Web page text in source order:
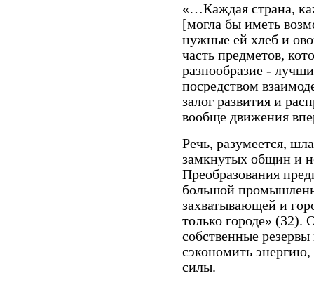
«…Каждая страна,
[могла бы иметь
нужные ей хлеб и
часть предметов,
разнообразие -
посредством
залог развития и
вообще движения
Речь, разумеется,
замкнутых общин и
Преобразования
большой
захватывающей и
только городе» (32).
собственные
сэкономить
силы.